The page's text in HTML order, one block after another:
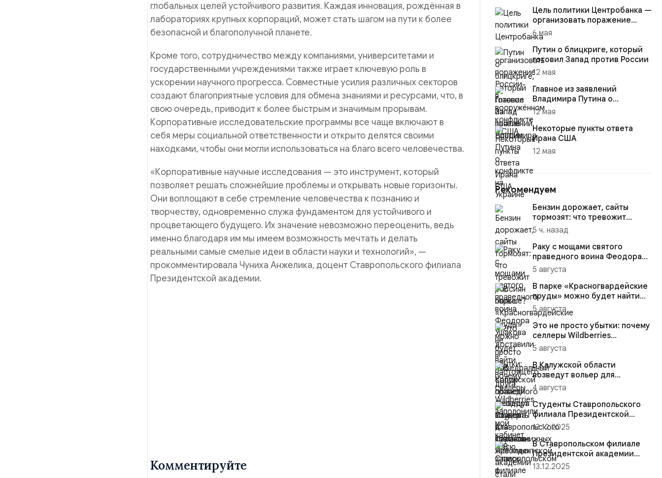
глобальных целей устойчивого развития. Каждая инновация, рождённая в
лабораториях крупных корпораций, может стать шагом на пути к более
безопасной и благополучной планете.
Кроме того, сотрудничество между компаниями, университетами и
государственными учреждениями также играет ключевую роль в
ускорении научного прогресса. Совместные усилия различных секторов
создают благоприятные условия для обмена знаниями и ресурсами, что, в
свою очередь, приводит к более быстрым и значимым прорывам.
Корпоративные исследовательские программы все чаще включают в
себя меры социальной ответственности и открыто делятся своими
находками, чтобы они могли использоваться на благо всего человечества.
«Корпоративные научные исследования — это инструмент, который
позволяет решать сложнейшие проблемы и открывать новые горизонты.
Они воплощают в себе стремление человечества к познанию и
творчеству, одновременно служа фундаментом для устойчивого и
процветающего будущего. Их значение невозможно переоценить, ведь
именно благодаря им мы имеем возможность мечтать и делать
реальными самые смелые идеи в области науки и технологий», —
прокомментировала Чуниха Анжелика, доцент Ставропольского филиала
Президентской академии.
Комментируйте
Цель политики Центробанка —
организовать поражение
России в вооружённом
конфликте с США
6 мая
Путин о блицкриге, который
готовил Запад против России
12 мая
Главное из заявлений
Владимира Путина о
конфликте на Украине
12 мая
Некоторые пункты ответа
Ирана США
12 мая
Рекомендуем
Бензин дорожает, сайты
тормозят: что тревожит
россиян больше?
5 ч. назад
Раку с мощами святого
праведного воина Феодора
Ушакова доставили в
Кафедраль...
5 августа
В парке «Красногвардейские
пруды» можно будет найти
настоящего друга
5 августа
Это не просто убытки: почему
селлеры Wildberries
заполонили мой кабинет и
5 августа
В Калужской области
возведут вольер для
краснокнижных животных
4 августа
Студенты Ставропольского
филиала Президентской
академии стали волонтёрами
13.12.2025
В Ставропольском филиале
Президентской академии
участники региональной
13.12.2025